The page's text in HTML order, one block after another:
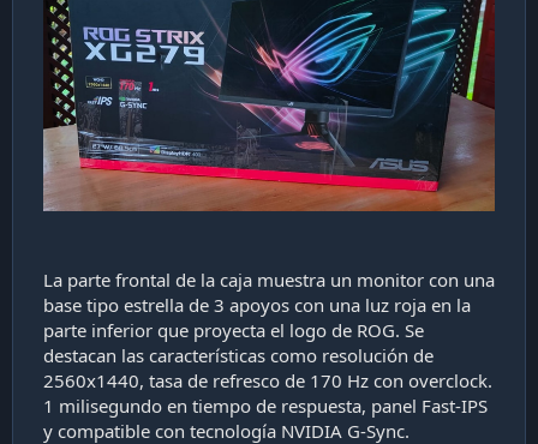
La parte frontal de la caja muestra un monitor con una
base tipo estrella de 3 apoyos con una luz roja en la
parte inferior que proyecta el logo de ROG. Se
destacan las características como resolución de
2560x1440, tasa de refresco de 170 Hz con overclock.
1 milisegundo en tiempo de respuesta, panel Fast-IPS
y compatible con tecnología NVIDIA G-Sync.